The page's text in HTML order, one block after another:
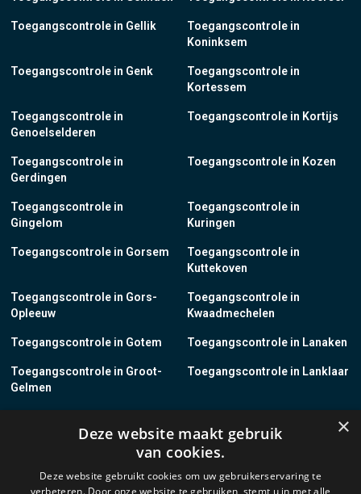
Toegangscontrole in Gellik
Toegangscontrole in Genk
Toegangscontrole in
Genoelselderen
Toegangscontrole in
Gerdingen
Toegangscontrole in
Gingelom
Toegangscontrole in Gorsem
Toegangscontrole in Gors-
Opleeuw
Toegangscontrole in Gotem
Toegangscontrole in Groot-
Gelmen
Toegangscontrole in Grote-
Brogel
Toegangscontrole in
Koninksem
Toegangscontrole in
Kortessem
Toegangscontrole in Kortijs
Toegangscontrole in Kozen
Toegangscontrole in
Kuringen
Toegangscontrole in
Kuttekoven
Toegangscontrole in
Kwaadmechelen
Toegangscontrole in Lanaken
Toegangscontrole in Lanklaar
Toegangscontrole in
Leopoldsburg
×
Deze website maakt gebruik
van cookies.
Deze website gebruikt cookies om uw gebruikerservaring te
verbeteren. Door onze website te gebruiken, stemt u in met alle